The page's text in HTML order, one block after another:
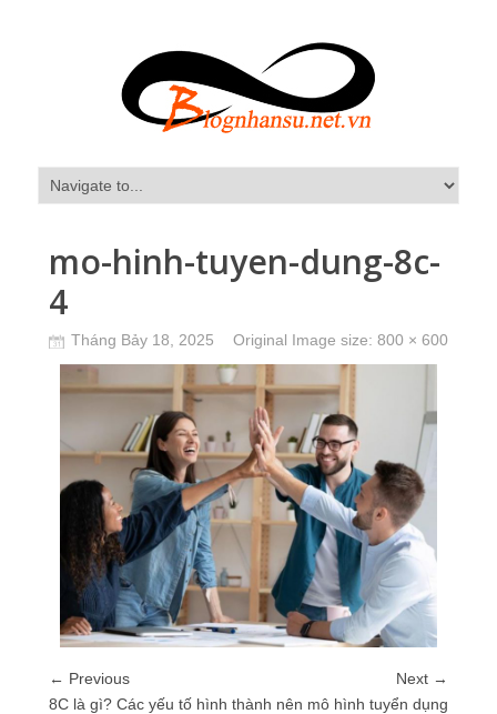
mo-hinh-tuyen-dung-8c-
4
Tháng Bảy 18, 2025 Original Image size: 800 × 600
← Previous
Next →
8C là gì? Các yếu tố hình thành nên mô hình tuyển dụng